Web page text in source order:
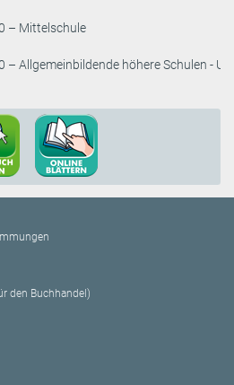
– Mittelschule
– Allgemeinbildende höhere Schulen -
den Buchhandel)